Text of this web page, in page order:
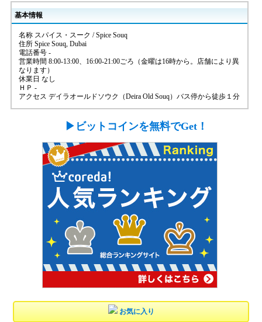
基本情報
名称 スパイス・スーク / Spice Souq
住所 Spice Souq, Dubai
電話番号 -
営業時間 8:00-13:00、16:00-21:00ごろ（金曜は16時から。店舗により異
なります）
休業日 なし
ＨＰ -
アクセス デイラオールドソウク（Deira Old Souq）バス停から徒歩１分
▶ビットコインを無料でGet！
お気に入り